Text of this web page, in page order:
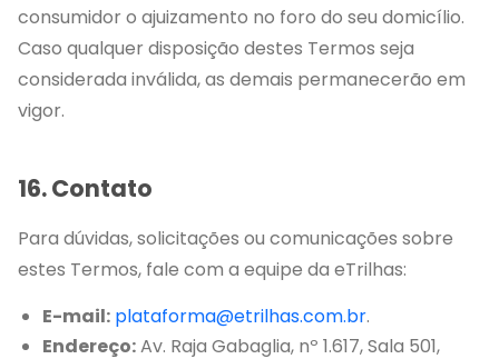
consumidor o ajuizamento no foro do seu domicílio.
Caso qualquer disposição destes Termos seja
considerada inválida, as demais permanecerão em
vigor.
16. Contato
Para dúvidas, solicitações ou comunicações sobre
estes Termos, fale com a equipe da eTrilhas:
E-mail: plataforma@etrilhas.com.br.
Endereço:Av. Raja Gabaglia, nº 1.617, Sala 501,